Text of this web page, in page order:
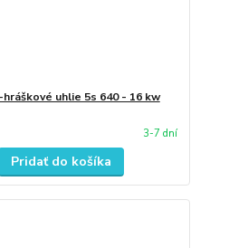
uhlie 5s 640 - 16 kw
3-7 dní
Pridať do košíka